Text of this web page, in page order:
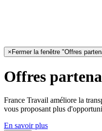
× Fermer la fenêtre "Offres
Offres
France Travail améliore la
vous proposant plus
En savoir plus